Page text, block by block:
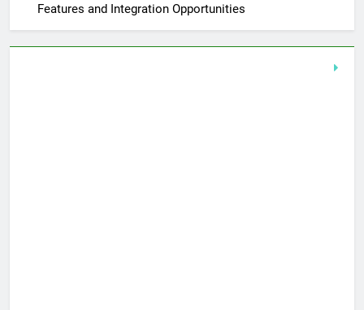
Features and Integration Opportunities